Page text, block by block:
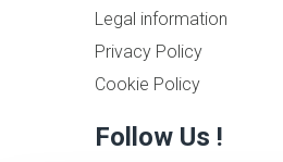
Legal information
Privacy Policy
Cookie Policy
Follow Us !